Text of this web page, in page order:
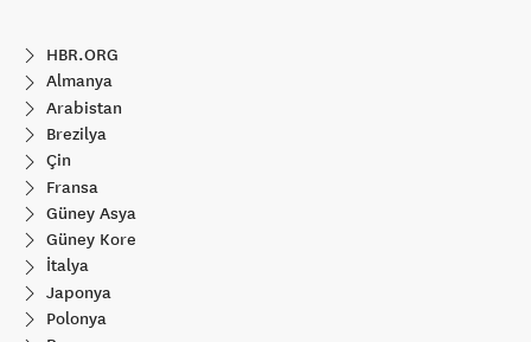
HBR.ORG
Almanya
Arabistan
Brezilya
Çin
Fransa
Güney Asya
Güney Kore
İtalya
Japonya
Polonya